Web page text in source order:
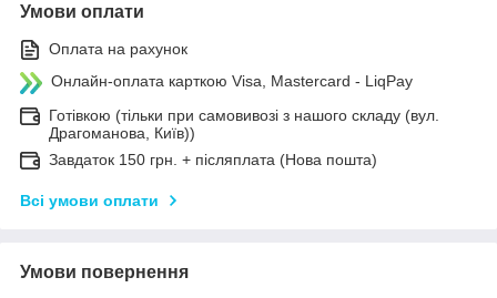
Умови оплати
Оплата на рахунок
Онлайн-оплата карткою Visa, Mastercard - LiqPay
Готівкою (тільки при самовивозі з нашого складу (вул.
Драгоманова, Київ))
Завдаток 150 грн. + післяплата (Нова пошта)
Всі умови оплати
Умови повернення